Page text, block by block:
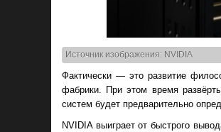
Источник изображения: NVIDIA
Фактически — это развитие
фабрики. При этом время
систем будет предварительно
NVIDIA выиграет от быстрого